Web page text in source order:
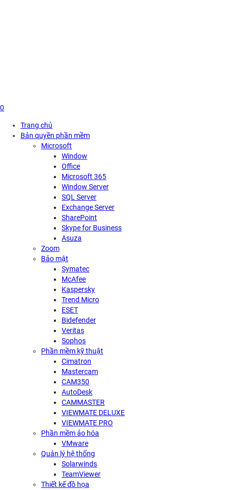
0
Trang chủ
Bản quyền phần mềm
Microsoft
Window
Office
Microsoft 365
Window Server
SQL Server
Exchange Server
SharePoint
Skype for Business
Asuza
Zoom
Bảo mật
Symatec
McAfee
Kaspersky
Trend Micro
ESET
Bidefender
Veritas
Sophos
Phần mềm kỹ thuật
Cimatron
Mastercam
CAM350
AutoDesk
CAMMASTER
VIEWMATE DELUXE
VIEWMATE PRO
Phần mềm ảo hóa
VMware
Quản lý hệ thống
Solarwinds
TeamViewer
Thiết kế đồ họa